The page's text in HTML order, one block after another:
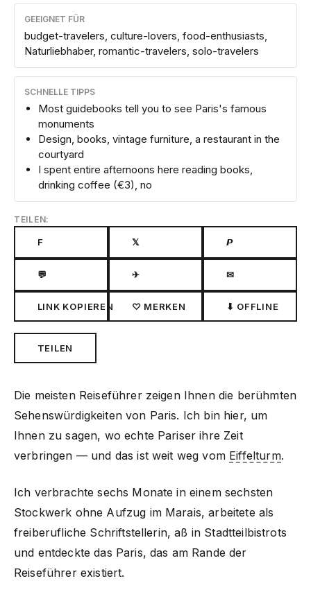
GEEIGNET FÜR
budget-travelers, culture-lovers, food-enthusiasts,
Naturliebhaber, romantic-travelers, solo-travelers
SCHNELLE TIPPS
Most guidebooks tell you to see Paris's famous
monuments
Design, books, vintage furniture, a restaurant in the
courtyard
I spent entire afternoons here reading books,
drinking coffee (€3), no
TEILEN:
F 𝕏 𝙋
💬 ✈ ✉
LINK KOPIEREN ♡ MERKEN ⬇ OFFLINE
TEILEN
Die meisten Reiseführer zeigen Ihnen die berühmten
Sehenswürdigkeiten von Paris. Ich bin hier, um
Ihnen zu sagen, wo echte Pariser ihre Zeit
verbringen — und das ist weit weg vom Eiffelturm.
Ich verbrachte sechs Monate in einem sechsten
Stockwerk ohne Aufzug im Marais, arbeitete als
freiberufliche Schriftstellerin, aß in Stadtteilbistrots
und entdeckte das Paris, das am Rande der
Reiseführer existiert.